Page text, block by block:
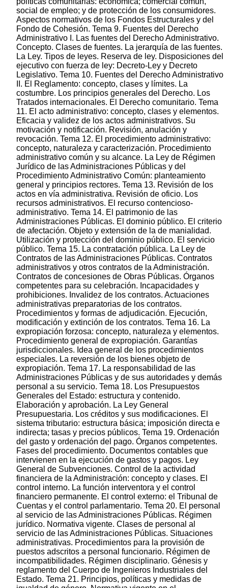
social de empleo; y de protección de los consumidores.
Aspectos normativos de los Fondos Estructurales y del
Fondo de Cohesión. Tema 9. Fuentes del Derecho
Administrativo I. Las fuentes del Derecho Administrativo.
Concepto. Clases de fuentes. La jerarquía de las fuentes.
La Ley. Tipos de leyes. Reserva de ley. Disposiciones del
ejecutivo con fuerza de ley: Decreto-Ley y Decreto
Legislativo. Tema 10. Fuentes del Derecho Administrativo
II. El Reglamento: concepto, clases y límites. La
costumbre. Los principios generales del Derecho. Los
Tratados internacionales. El Derecho comunitario. Tema
11. El acto administrativo: concepto, clases y elementos.
Eficacia y validez de los actos administrativos. Su
motivación y notificación. Revisión, anulación y
revocación. Tema 12. El procedimiento administrativo:
concepto, naturaleza y caracterización. Procedimiento
administrativo común y su alcance. La Ley de Régimen
Jurídico de las Administraciones Públicas y del
Procedimiento Administrativo Común: planteamiento
general y principios rectores. Tema 13. Revisión de los
actos en vía administrativa. Revisión de oficio. Los
recursos administrativos. El recurso contencioso-
administrativo. Tema 14. El patrimonio de las
Administraciones Públicas. El dominio público. El criterio
de afectación. Objeto y extensión de la de manialidad.
Utilización y protección del dominio público. El servicio
público. Tema 15. La contratación pública. La Ley de
Contratos de las Administraciones Públicas. Contratos
administrativos y otros contratos de la Administración.
Contratos de concesiones de Obras Públicas. Órganos
competentes para su celebración. Incapacidades y
prohibiciones. Invalidez de los contratos. Actuaciones
administrativas preparatorias de los contratos.
Procedimientos y formas de adjudicación. Ejecución,
modificación y extinción de los contratos. Tema 16. La
expropiación forzosa: concepto, naturaleza y elementos.
Procedimiento general de expropiación. Garantías
jurisdiccionales. Idea general de los procedimientos
especiales. La reversión de los bienes objeto de
expropiación. Tema 17. La responsabilidad de las
Administraciones Públicas y de sus autoridades y demás
personal a su servicio. Tema 18. Los Presupuestos
Generales del Estado: estructura y contenido.
Elaboración y aprobación. La Ley General
Presupuestaria. Los créditos y sus modificaciones. El
sistema tributario: estructura básica; imposición directa e
indirecta; tasas y precios públicos. Tema 19. Ordenación
del gasto y ordenación del pago. Órganos competentes.
Fases del procedimiento. Documentos contables que
intervienen en la ejecución de gastos y pagos. Ley
General de Subvenciones. Control de la actividad
financiera de la Administración: concepto y clases. El
control interno. La función interventora y el control
financiero permanente. El control externo: el Tribunal de
Cuentas y el control parlamentario. Tema 20. El personal
al servicio de las Administraciones Públicas. Régimen
jurídico. Normativa vigente. Clases de personal al
servicio de las Administraciones Públicas. Situaciones
administrativas. Procedimientos para la provisión de
puestos adscritos a personal funcionario. Régimen de
incompatibilidades. Régimen disciplinario. Génesis y
reglamento del Cuerpo de Ingenieros Industriales del
Estado. Tema 21. Principios, políticas y medidas de